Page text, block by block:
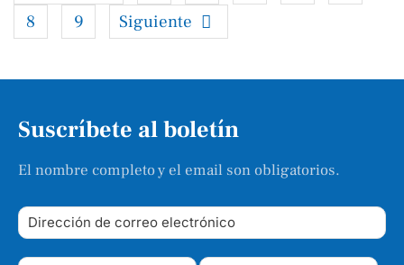
8
9 Siguiente
Suscríbete al boletín
El nombre completo y el email son obligatorios.